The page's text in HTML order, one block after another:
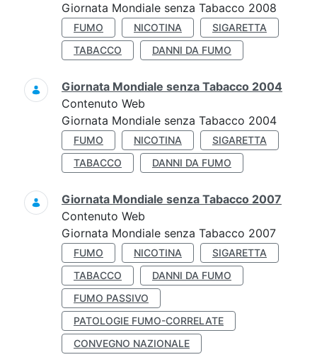
Giornata Mondiale senza Tabacco 2008
FUMO NICOTINA
SIGARETTA
TABACCO
DANNI DA FUMO
Giornata Mondiale senza Tabacco 2004
Contenuto Web
Giornata Mondiale senza Tabacco 2004
FUMO NICOTINA
SIGARETTA
TABACCO
DANNI DA FUMO
Giornata Mondiale senza Tabacco 2007
Contenuto Web
Giornata Mondiale senza Tabacco 2007
FUMO NICOTINA
SIGARETTA
TABACCO
DANNI DA FUMO
FUMO PASSIVO
PATOLOGIE FUMO-CORRELATE
CONVEGNO NAZIONALE